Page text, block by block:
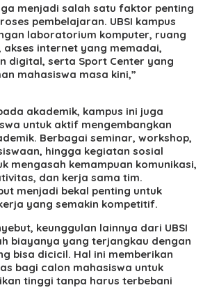
menjadi salah satu faktor penting
pembelajaran. UBSI kampus
laboratorium komputer, ruang
akses internet yang memadai,
digital, serta Sport Center yang
mahasiswa masa kini,”
akademik, kampus ini juga
untuk aktif mengembangkan
Berbagai seminar, workshop,
hingga kegiatan sosial
mengasah kemampuan komunikasi,
dan kerja sama tim.
menjadi bekal penting untuk
yang semakin kompetitif.
keunggulan lainnya dari UBSI
biayanya yang terjangkau dengan
bisa dicicil. Hal ini memberikan
bagi calon mahasiswa untuk
tinggi tanpa harus terbebani